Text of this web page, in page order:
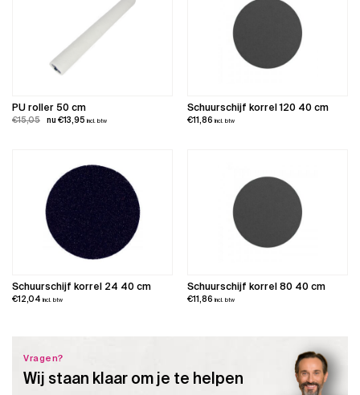
PU roller 50 cm
€15,05 Oorspronkelijke
€13,95 Huidige
€13,95.
incl. btw
Schuurschijf korrel 120 40 cm
€11,86 incl. btw
Schuurschijf korrel 24 40 cm
€12,04 incl. btw
Schuurschijf korrel 80 40 cm
€11,86 incl. btw
Vragen?
Wij staan klaar om je te helpen